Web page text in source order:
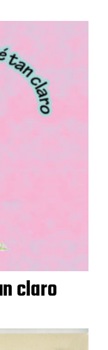
claro